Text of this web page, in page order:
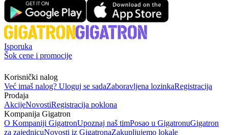
Isporuka
Šok cene i promocije
Korisnički nalog
Već imaš nalog? Uloguj se sadaZaboravljena lozinkaRegistracija
Prodaja
AkcijeNovostiRegistracija poklona
Kompanija Gigatron
O Kompaniji GigatronUpoznaj naš timPosao u GigatronuGigatron
za zajednicuNovosti iz GigatronaZakupljujemo lokale